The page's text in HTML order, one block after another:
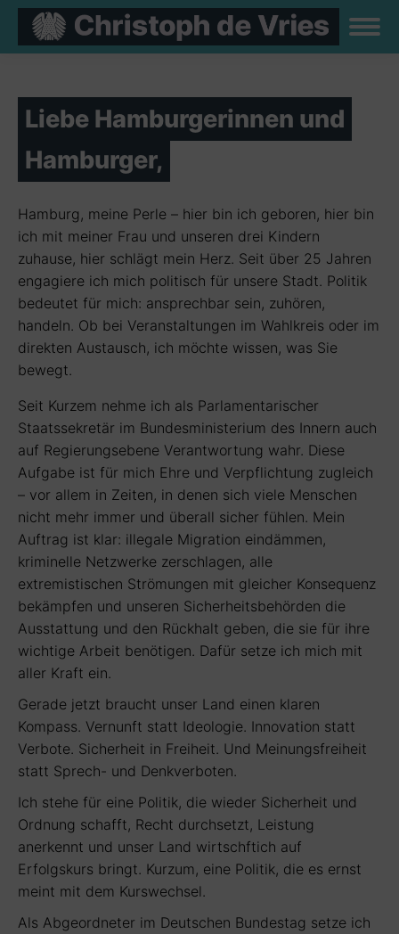
Liebe Hamburgerinnen und
Hamburger,
Hamburg, meine Perle – hier bin ich geboren, hier bin
ich mit meiner Frau und unseren drei Kindern
zuhause, hier schlägt mein Herz. Seit über 25 Jahren
engagiere ich mich politisch für unsere Stadt. Politik
bedeutet für mich: ansprechbar sein, zuhören,
handeln. Ob bei Veranstaltungen im Wahlkreis oder im
direkten Austausch, ich möchte wissen, was Sie
bewegt.
Seit Kurzem nehme ich als Parlamentarischer
Staatssekretär im Bundesministerium des Innern auch
auf Regierungsebene Verantwortung wahr. Diese
Aufgabe ist für mich Ehre und Verpflichtung zugleich
– vor allem in Zeiten, in denen sich viele Menschen
nicht mehr immer und überall sicher fühlen. Mein
Auftrag ist klar: illegale Migration eindämmen,
kriminelle Netzwerke zerschlagen, alle
extremistischen Strömungen mit gleicher Konsequenz
bekämpfen und unseren Sicherheitsbehörden die
Ausstattung und den Rückhalt geben, die sie für ihre
wichtige Arbeit benötigen. Dafür setze ich mich mit
aller Kraft ein.
Gerade jetzt braucht unser Land einen klaren
Kompass. Vernunft statt Ideologie. Innovation statt
Verbote. Sicherheit in Freiheit. Und Meinungsfreiheit
statt Sprech- und Denkverboten.
Ich stehe für eine Politik, die wieder Sicherheit und
Ordnung schafft, Recht durchsetzt, Leistung
anerkennt und unser Land wirtschftich auf
Erfolgskurs bringt. Kurzum, eine Politik, die es ernst
meint mit dem Kurswechsel.
Als Abgeordneter im Deutschen Bundestag setze ich